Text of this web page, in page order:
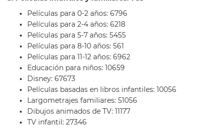
Películas para 0-2 años: 6796
Películas para 2-4 años: 6218
Películas para 5-7 años: 5455
Películas para 8-10 años: 561
Películas para 11-12 años: 6962
Educación para niños: 10659
Disney: 67673
Películas basadas en libros infantiles: 10056
Largometrajes familiares: 51056
Dibujos animados de TV: 11177
TV infantil: 27346